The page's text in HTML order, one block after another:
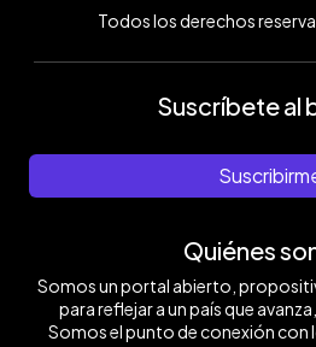
Todos los derechos
Suscríbete al
Quiénes
Somos un portal abierto,
para reflejar a un país que
Somos el punto de conexión con